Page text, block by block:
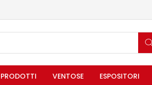
VENTOSE ESPOSITORI